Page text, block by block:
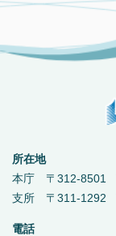
所在地
本庁 〒312-8501
支所 〒311-1292
電話